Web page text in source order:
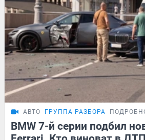
АВТО ГРУППА РАЗБОРА
BMW 7-й серии подбил